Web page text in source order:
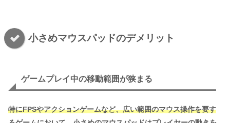
小さめマウスパッドのデメリット
ゲームプレイ中の移動範囲が狭まる
特にFPSやアクションゲームなど、広い範囲のマウス操作を要す